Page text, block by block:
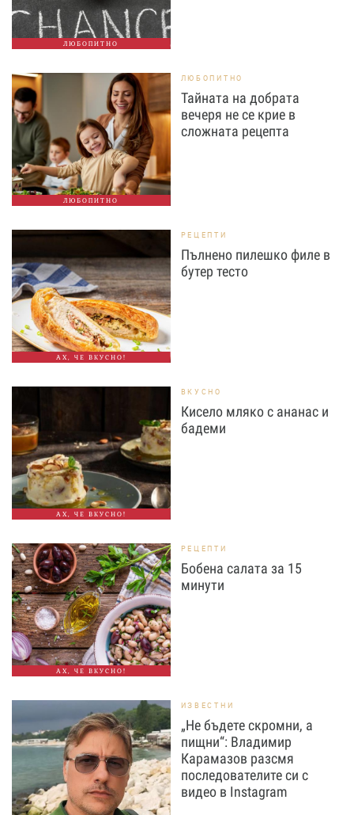
ЛЮБОПИТНО
ЛЮБОПИТНО
ЛЮБОПИТНО
Тайната на добрата
вечеря не се крие в
сложната рецепта
АХ, ЧЕ ВКУСНО!
РЕЦЕПТИ
Пълнено пилешко филе в
бутер тесто
АХ, ЧЕ ВКУСНО!
ВКУСНО
Кисело мляко с ананас и
бадеми
АХ, ЧЕ ВКУСНО!
РЕЦЕПТИ
Бобена салата за 15
минути
ИЗВЕСТНИ
„Не бъдете скромни, а
пищни“: Владимир
Карамазов разсмя
последователите си с
видео в Instagram